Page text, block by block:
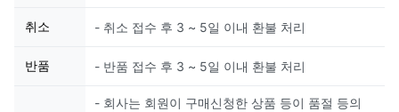
취소 - 취소 접수 후 3 ~ 5일 이내 환불 처리
반품 - 반품 접수 후 3 ~ 5일 이내 환불 처리
- 회사는 회원이 구매신청한 상품 등이 품절 등의